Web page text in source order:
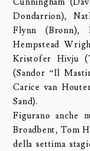
Dondarrion),
Flynn (Bronn),
Hempstead
Kristofer Hivju
(Sandor “Il
Carice van
Sand).
Figurano anche
Broadbent, Tom
della settima